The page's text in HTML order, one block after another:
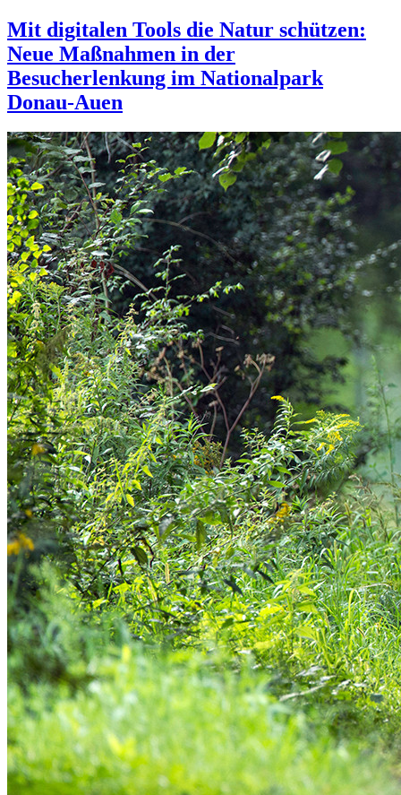
Mit digitalen Tools die Natur schützen:
Neue Maßnahmen in der
Besucherlenkung im Nationalpark
Donau-Auen